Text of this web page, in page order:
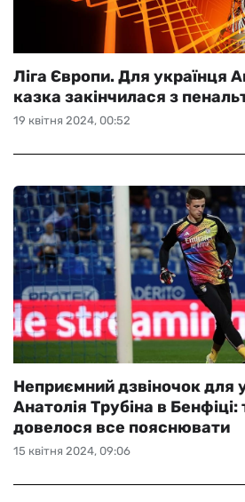
19 квітня 2024, 00:52
Ліга Європи. Для українця
казка закінчилася з
15 квітня 2024, 09:06
Неприємний дзвіночок для
Анатолія Трубіна в
довелося все пояснювати